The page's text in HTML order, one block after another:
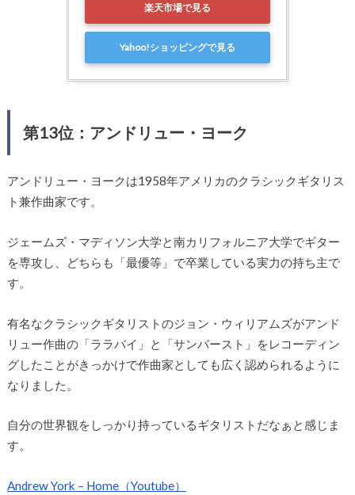
楽天市場で見る
Yahoo!ショッピングで見る
第13位：アンドリュー・ヨーク
アンドリュー・ヨークは1958年アメリカのクラシックギタリス
ト兼作曲家です。
ジェームズ・マディソン大学と南カリフォルニア大学でギター
を専攻し、どちらも「最優等」で卒業している実力の持ち主で
す。
有名なクラシックギタリストのジョン・ウィリアムズがアンド
リュー作曲の「ララバイ」と「サンバースト」をレコーディン
グしたことがきっかけで作曲家としても広く認められるように
なりました。
自分の世界観をしっかり持っているギタリストだなぁと感じま
す。
Andrew York – Home（Youtube）